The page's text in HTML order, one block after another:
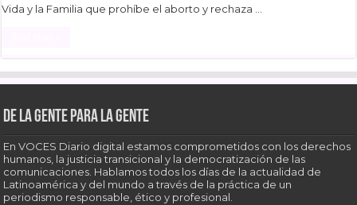
Vida y la Familia que prohíbe el aborto y rechaza …
De la gente para la gente
En VOCES Diario digital estamos comprometidos con los derechos
humanos, la justicia transicional y la democratización de las
comunicaciones. Hablamos todos los días de la actualidad de
Latinoamérica y del mundo a través de la práctica de un
periodismo responsable, ético y profesional.